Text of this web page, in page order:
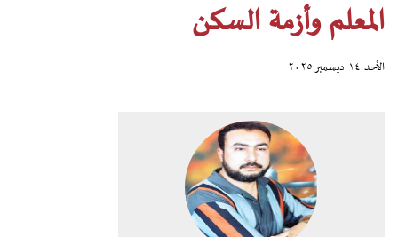
المعلم وأزمة السكن
الأحد ١٤ ديسمبر ٢٠٢٥